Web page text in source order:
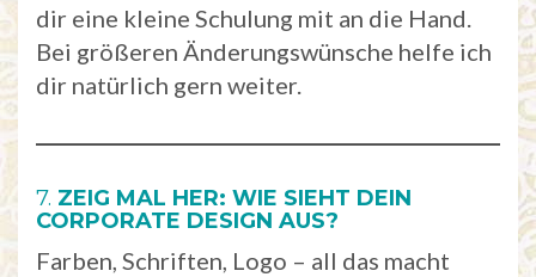
dir eine kleine Schulung mit an die Hand.
Bei größeren Änderungswünsche helfe ich
dir natürlich gern weiter.
7. ZEIG MAL HER: WIE SIEHT DEIN
CORPORATE DESIGN AUS?
Farben, Schriften, Logo – all das macht